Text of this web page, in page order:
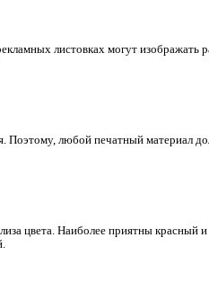
листовках могут изображать
Поэтому, любой печатный материал
цвета. Наиболее приятны красный